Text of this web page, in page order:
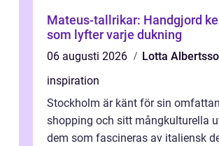
Mateus-tallrikar: Handgjord
som lyfter varje dukning
06 augusti 2026
Lotta
inspiration
Stockholm är känt för sin
shopping och sitt mångkulturella
dem som fascineras av italiensk